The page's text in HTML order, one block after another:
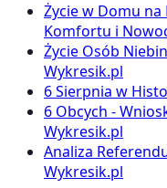
Życie w Domu na
Komfortu i
Życie Osób
Wykresik.pl
6 Sierpnia w
6 Obcych -
Wykresik.pl
Analiza
Wykresik.pl